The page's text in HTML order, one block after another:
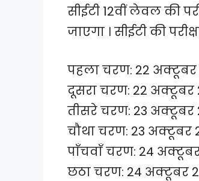
सीईटी 12वीं लेवल की
जाएगा । सीईटी की
पहला चरण: 22
दूसरा चरण: 22
तीसरे चरण: 23
चौथा चरण: 23 अक्टूबर
पाँचवाँ चरण: 24
छठा चरण: 24 अक्टूबर